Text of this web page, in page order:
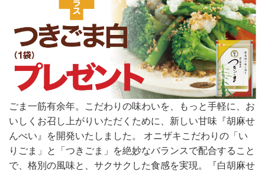
ごま一筋有余年。こだわりの味わいを、もっと手軽に、お
いしくお召し上がりいただくために、新しい甘味『胡麻せ
んべい』を開発いたしました。 オニザキこだわりの「い
りごま」と「つきごま」を絶妙なバランスで配合すること
で、格別の風味と、サクサクした食感を実現。『白胡麻せ